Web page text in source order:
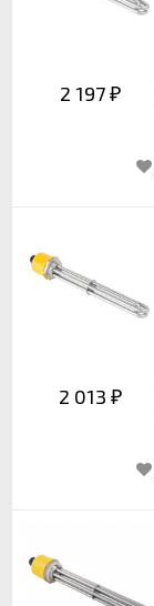
2 197 ₽
2 013 ₽